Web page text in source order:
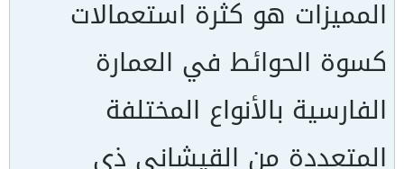
المميزات هو كثرة استعمالات
كسوة الحوائط في العمارة
الفارسية بالأنواع المختلفة
المتعددة من القيشانى ذي